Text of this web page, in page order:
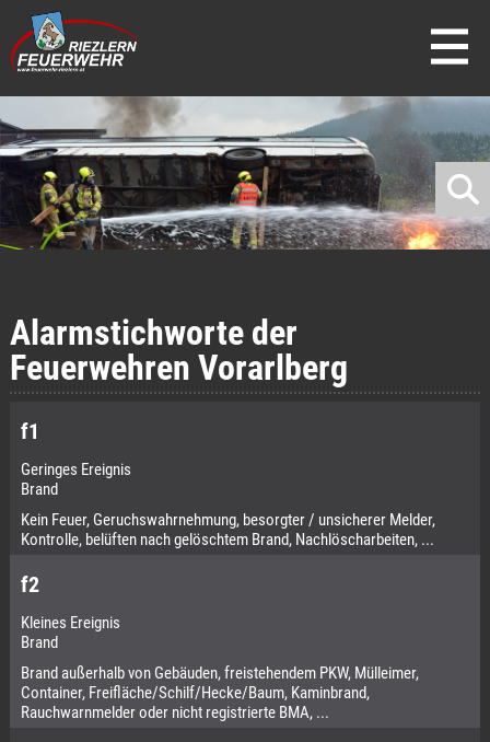
direkt zur Navigation
direkt zum Inhalt
Alarmstichworte der
Feuerwehren Vorarlberg
f1
Geringes Ereignis
Brand
Kein Feuer, Geruchswahrnehmung, besorgter / unsicherer Melder,
Kontrolle, belüften nach gelöschtem Brand, Nachlöscharbeiten, ...
f2
Kleines Ereignis
Brand
Brand außerhalb von Gebäuden, freistehendem PKW, Mülleimer,
Container, Freifläche/Schilf/Hecke/Baum, Kaminbrand,
Rauchwarnmelder oder nicht registrierte BMA, ...